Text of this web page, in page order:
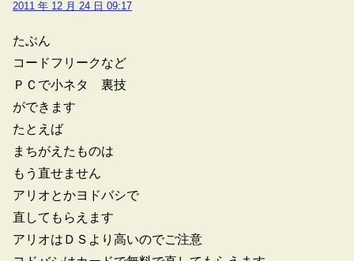
2011 年 12 月 24 日 09:17
たぶん
コードフリークなど
ＰＣで小ネタ 裏技
ができます
たとえば
まちがえたものは
もう直せません
アリオとかヨドバシで
直してもらえます
アリオはＤＳより高いのでご注意